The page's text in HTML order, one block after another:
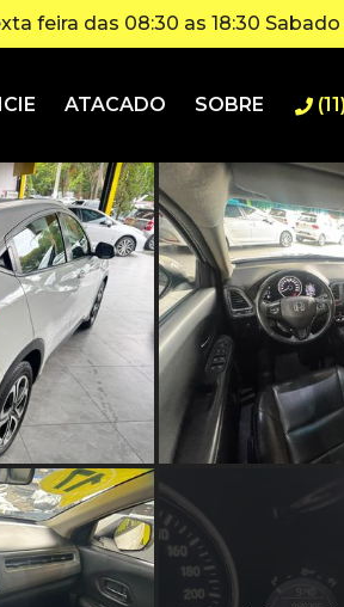
feira das 08:30 as 18:30
ATACADO SOBRE